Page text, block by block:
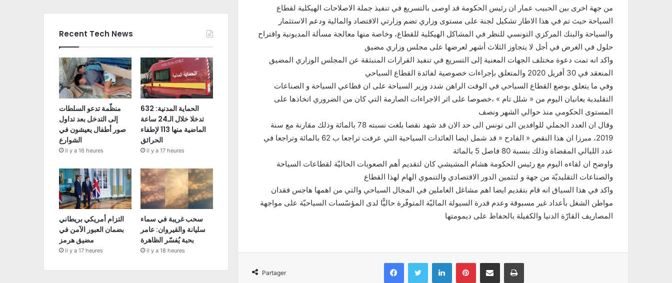
من جهة اخرى بين الحبيب عمار ان رئيس الحكومة قد اوصى بالتسريع في تنفيذ جملة الاصلاحات الهيكلية لقطاع
السياحة حيث تم في هذا الاطار تشكيل لجنة على مستوى وزاري تضم وزارتي الاقتصاد والمالية ودعم الاستثمار
والسياحة والبنك المركزي التونسي للنظر في المشاكل الهيكلية للقطاع، وخاصة منها معالجة مسألة المديونية واقتراح
حلول في الغرض في أجل لا يتجاوز الثلاث أشهر لعرضها على مجلس وزاري مضيق
واكد انه تمت دعوة مختلف الجهات المعنية إلى التسريع في تنفيذ القرارات المنبثقة عن المجلس الوزاري المضيق
المنعقد في 30 أفريل 2020 والمتعلق بإجراءات خصوصية لفائدة القطاع السياحي
وفي ما يتعلق بوضع القطاع السياحي في الوقت الراهن شدد وزير السياحة على ان قطاعي السياحة و الصناعات
التقليدية يعانيان اليوم من « شلل تام » ،خصوصا على اثر الاجراءات الصارمة التي كان من الضروري اتخاذها على
المستوى الحكومي منذ حوالي الشهر ونصف
وقال ان العدد الجملي للوافدين الى تونس الى حد الان قد شهد نقصا بلغت نسبته 78 بالمائة وذلك مقارنة مع سنة
2019، مبرزا ان هذا النقص « الفادح « قد شمل ايضا العائدات السياحية التي عرفت تراجعا ب 62 بالمائة وتراجعا في
عدد الليالي المقضاة وذلك بنسبة 80 فاصل 5 بالمائة
واوضح ان لقاءه اليوم مع رئيس الحكومة هشام المشيشي كان لتقديم أهم الصعوبات الحاليّة لقطاعات السياحة
والصناعات التقليديّة من جهة و لتثمين الدور الاقتصادي والتنموي الهام لهذا القطاع
واكد في هذا السياق انه قام بتقديم ايضا اهم مشاغل العاملين في المجال السياحي والتي من اهمها هاجس فقدان
مواطن الشغل بأعداد غير مسبوقة وعدم قدرة السيولة الماليّة المتوفّرة حاليًّا لدى المؤسّسات السياحيّة على مواجهة
المصاريف القارّة الدنيا والكفيلة بالحفاظ على ديمومتها
Partager
Facebook Twitter Linkedin Pinterest Partager par email Imprimer
Recent Tech News
منظّمة تدعو السلطات
إلى التدخل بعد تداول
صور أطفال يعيشون في
الشوارع
il y a 16 heures
الحماية المدنية: 632
تدخلا خلال الـ24 ساعة
الماضية منها 113 لإطفاء
الحرائق
il y a 17 heures
التزام أمريكي بريطاني
بضمان العبور الآمن في
مضيق هرمز
il y a 17 heures
سحب غريبة في سماء
سليانة والقيروان: عامر
بحبة يُفسّر الظاهرة
il y a 18 heures